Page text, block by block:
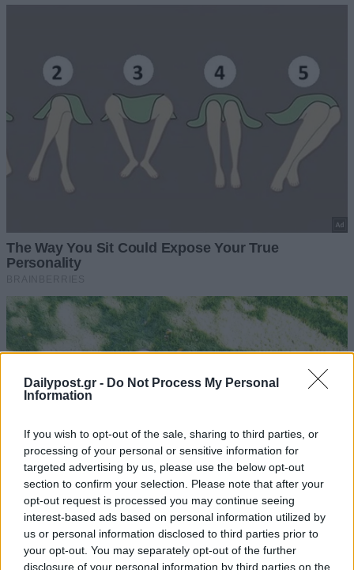
Dailypost.gr - Do Not Process My Personal
Information
If you wish to opt-out of the sale, sharing to third parties, or
processing of your personal or sensitive information for
targeted advertising by us, please use the below opt-out
section to confirm your selection. Please note that after your
opt-out request is processed you may continue seeing
interest-based ads based on personal information utilized by
us or personal information disclosed to third parties prior to
your opt-out. You may separately opt-out of the further
disclosure of your personal information by third parties on the